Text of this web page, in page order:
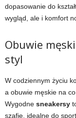
dopasowanie do
wygląd, ale i komfort
Obuwie
styl
W codziennym życiu
a obuwie męskie na
Wygodne sneakersy
szafie, idealne do